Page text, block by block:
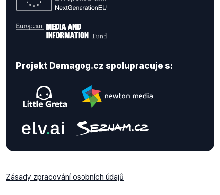
Projekt Demagog.cz spolupracuje s:
Zásady zpracování osobních údajů